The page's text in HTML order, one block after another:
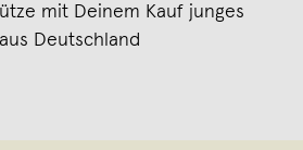
mit Deinem Kauf junges
Deutschland